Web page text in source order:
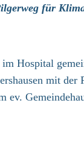
für
Hospital
mit
ev.